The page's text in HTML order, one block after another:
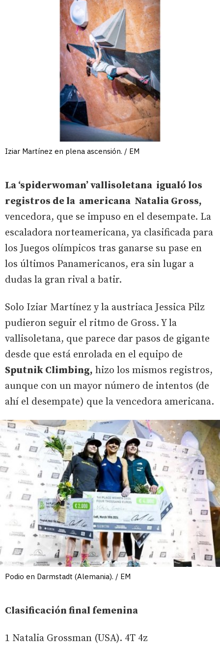
Iziar Martínez en plena ascensión. / EM
La ‘spiderwoman’ vallisoletana igualó los
registros de la americana Natalia Gross,
vencedora, que se impuso en el desempate. La
escaladora norteamericana, ya clasificada para
los Juegos olímpicos tras ganarse su pase en
los últimos Panamericanos, era sin lugar a
dudas la gran rival a batir.
Solo Iziar Martínez y la austriaca Jessica Pilz
pudieron seguir el ritmo de Gross. Y la
vallisoletana, que parece dar pasos de gigante
desde que está enrolada en el equipo de
Sputnik Climbing, hizo los mismos registros,
aunque con un mayor número de intentos (de
ahí el desempate) que la vencedora americana.
Podio en Darmstadt (Alemania). / EM
Clasificación final femenina
1 Natalia Grossman (USA). 4T 4z